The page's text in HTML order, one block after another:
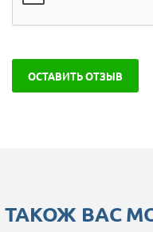
ОСТАВИТЬ ОТЗЫВ
ТАКОЖ ВАС